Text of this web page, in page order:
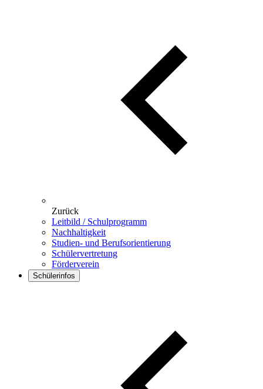
Zurück
Leitbild / Schulprogramm
Nachhaltigkeit
Studien- und Berufsorientierung
Schülervertretung
Förderverein
Schülerinfos